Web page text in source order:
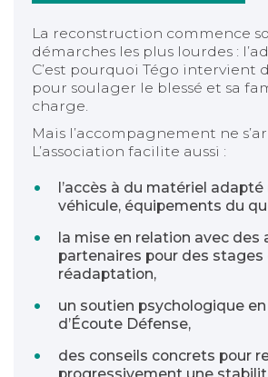
La reconstruction commence
démarches les plus lourdes :
C’est pourquoi Tégo intervient
pour soulager le blessé et sa
charge.
Mais l’accompagnement ne
L’association facilite aussi :
l’accès à du matériel
véhicule, équipements du
la mise en relation avec des
partenaires pour des stages
réadaptation,
un soutien psychologique
d’Écoute Défense,
des conseils concrets pour